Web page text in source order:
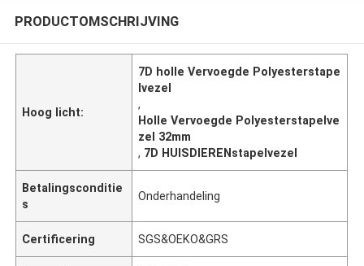
PRODUCTOMSCHRIJVING
Hoog licht:
7D holle Vervoegde Polyesterstape
lvezel
,
Holle Vervoegde Polyesterstapelve
zel 32mm
, 7D HUISDIERENstapelvezel
Betalingsconditie
s
Onderhandeling
Certificering SGS&OEKO&GRS